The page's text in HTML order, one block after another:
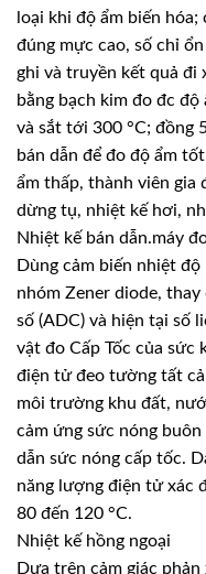
loại khi độ ẩm biến
đúng mực cao, số chỉ
ghi và truyền kết quả đi
bằng bạch kim đo đc
và sắt tới 300 °C; đồng
bán dẫn để đo độ ẩm
ẩm thấp, thành viên gia
dừng tụ, nhiệt kế hơi,
Nhiệt kế bán dẫn.máy
Dùng cảm biến nhiệt
nhóm Zener diode,
số (ADC) và hiện tại số
vật đo Cấp Tốc của sức
điện tử đeo tường tất
môi trường khu đất,
cảm ứng sức nóng
dẫn sức nóng cấp tốc.
năng lượng điện tử xác
80 đến 120 °C.
Nhiệt kế hồng ngoại
Dựa trên cảm giác